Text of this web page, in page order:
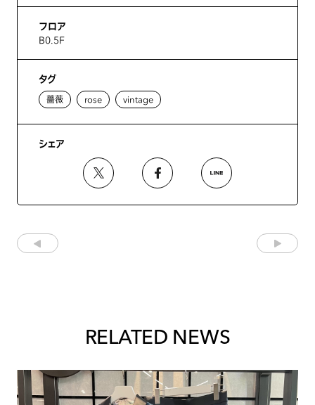
フロア
B0.5F
タグ
薔薇 rose vintage
シェア
RELATED NEWS